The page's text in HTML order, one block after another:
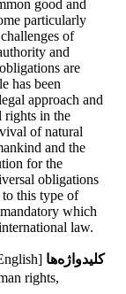
good and
particularly
of
and
are
has been
approach and
rights in the
of natural
and the
for the
obligations
to this type of
which
law.
کلیدواژه‌ها [English]
rights,